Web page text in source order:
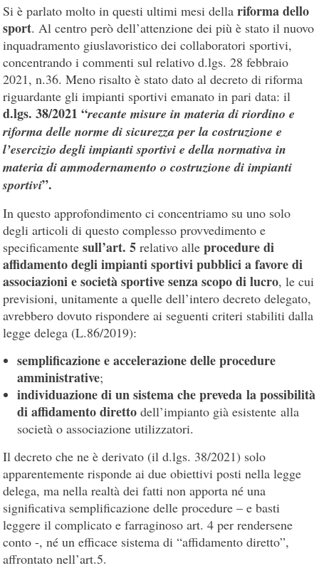
Si è parlato molto in questi ultimi mesi dellariforma dello
sport. Al centro però dell’attenzione dei più è stato il nuovo
inquadramento giuslavoristico dei collaboratori sportivi,
concentrando i commenti sul relativo d.lgs. 28 febbraio
2021, n.36. Meno risalto è stato dato al decreto di riforma
riguardante gli impianti sportivi emanato in pari data: il
d.lgs. 38/2021 “recante misure in materia di riordino e
riforma delle norme di sicurezza per la costruzione e
l’esercizio degli impianti sportivi e della normativa in
materia di ammodernamento o costruzione di impianti
sportivi”.
In questo approfondimento ci concentriamo su uno solo
degli articoli di questo complesso provvedimento e
specificamentesull’art. 5 relativo alleprocedure di
affidamento degli impianti sportivi pubblici a favore di
associazioni e società sportive senza scopo di lucro, le cui
previsioni, unitamente a quelle dell’intero decreto delegato,
avrebbero dovuto rispondere ai seguenti criteri stabiliti dalla
legge delega (L.86/2019):
semplificazione e accelerazione delle procedure
amministrative;
individuazione di un sistema che preveda la possibilità
di affidamento diretto dell’impianto già esistente alla
società o associazione utilizzatori.
Il decreto che ne è derivato (il d.lgs. 38/2021) solo
apparentemente risponde ai due obiettivi posti nella legge
delega, ma nella realtà dei fatti non apporta né una
significativa semplificazione delle procedure – e basti
leggere il complicato e farraginoso art. 4 per rendersene
conto -, né un efficace sistema di “affidamento diretto”,
affrontato nell’art.5.